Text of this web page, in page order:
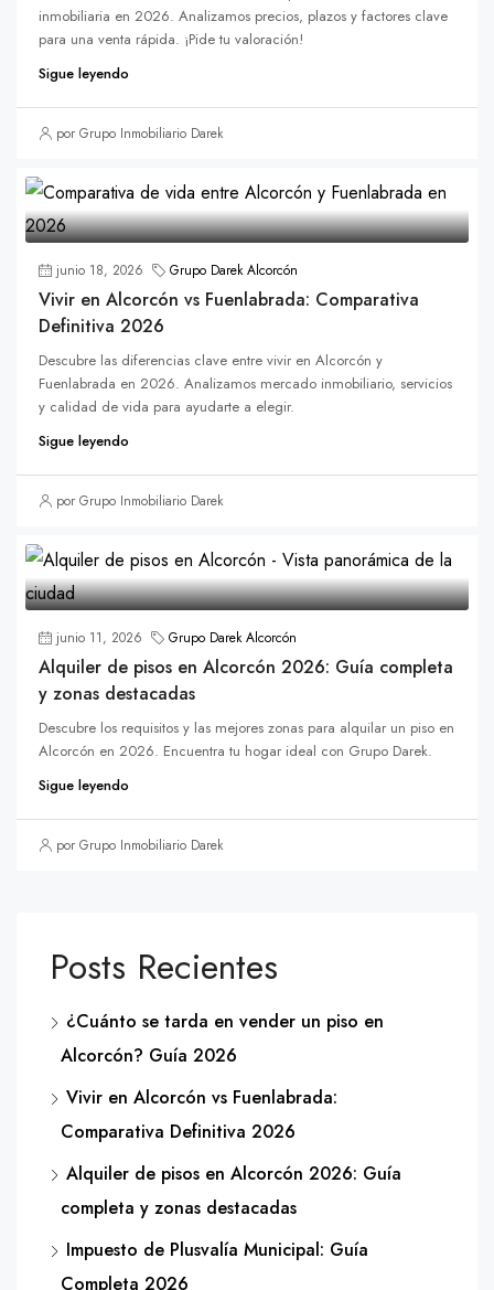
inmobiliaria en 2026. Analizamos precios, plazos y factores clave
para una venta rápida. ¡Pide tu valoración!
Sigue leyendo
por Grupo Inmobiliario Darek
junio 18, 2026 Grupo Darek Alcorcón
Vivir en Alcorcón vs Fuenlabrada: Comparativa
Definitiva 2026
Descubre las diferencias clave entre vivir en Alcorcón y
Fuenlabrada en 2026. Analizamos mercado inmobiliario, servicios
y calidad de vida para ayudarte a elegir.
Sigue leyendo
por Grupo Inmobiliario Darek
junio 11, 2026 Grupo Darek Alcorcón
Alquiler de pisos en Alcorcón 2026: Guía completa
y zonas destacadas
Descubre los requisitos y las mejores zonas para alquilar un piso en
Alcorcón en 2026. Encuentra tu hogar ideal con Grupo Darek.
Sigue leyendo
por Grupo Inmobiliario Darek
Posts Recientes
¿Cuánto se tarda en vender un piso en
Alcorcón? Guía 2026
Vivir en Alcorcón vs Fuenlabrada:
Comparativa Definitiva 2026
Alquiler de pisos en Alcorcón 2026: Guía
completa y zonas destacadas
Impuesto de Plusvalía Municipal: Guía
Completa 2026